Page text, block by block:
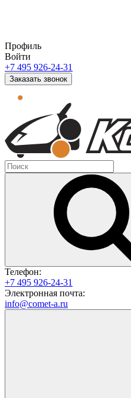
Профиль
Войти
+7 495 926-24-31
Заказать звонок
Телефон:
+7 495 926-24-31
Электронная почта:
info@comet-a.ru